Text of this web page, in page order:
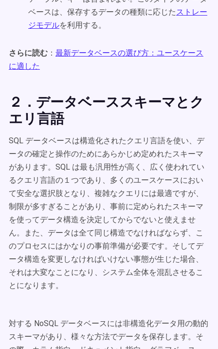
ベースは、保存するデータの種類に応じたストレー
ジモデルを利用する。
さらに読む ： 最新データベースの選び方：ユースケース
に適した
２．データベーススキーマとク
エリ言語
SQL データベースは構造化されたクエリ言語を使い、デ
ータの確定と操作のためにあらかじめ定めれたスキーマ
があります。SQL は最も汎用性が高く、広く使われてい
るクエリ言語の１つであり、多くのユースケースにおい
て安全な選択肢となり、複雑なクエリには最適ですが、
制限が多すぎることがあり、事前に定められたスキーマ
を使ってデータ構造を決定してからでないと使えませ
ん。また、データは全て同じ構造でなければならず、こ
のプロセスにはかなりの事前準備が必要です。そしてデ
ータ構造を変更しなければいけない事態が生じた場合、
それは大変なことになり、システム全体を混乱させるこ
とになります。
対する NoSQL データベースには非構造化データ用の動的
スキーマがあり、様々な方法でデータを保存します。そ